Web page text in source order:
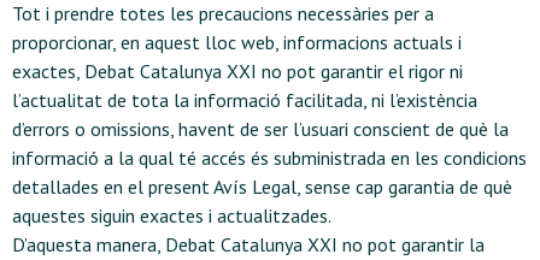
Tot i prendre totes les precaucions necessàries per a
proporcionar, en aquest lloc web, informacions actuals i
exactes, Debat Catalunya XXI no pot garantir el rigor ni
l’actualitat de tota la informació facilitada, ni l’existència
d’errors o omissions, havent de ser l’usuari conscient de què la
informació a la qual té accés és subministrada en les condicions
detallades en el present Avís Legal, sense cap garantia de què
aquestes siguin exactes i actualitzades.
D’aquesta manera, Debat Catalunya XXI no pot garantir la